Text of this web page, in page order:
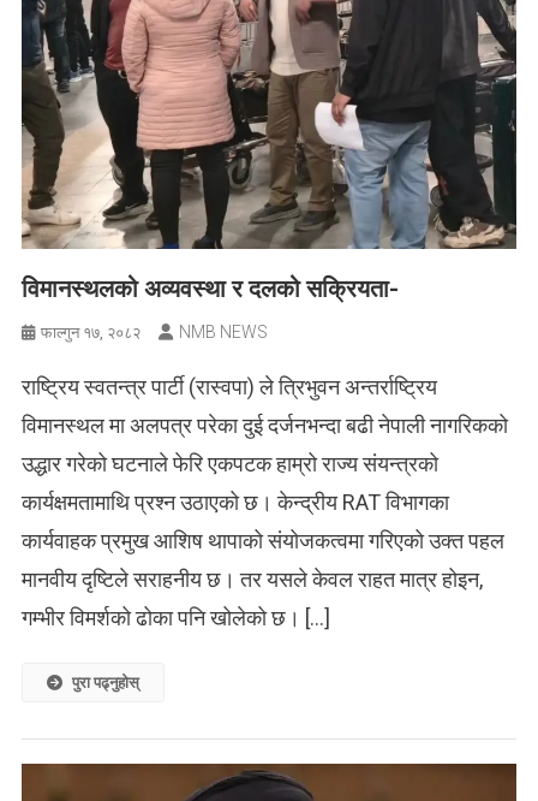
विमानस्थलको अव्यवस्था र दलको सक्रियता-
फाल्गुन १७, २०८२ NMB NEWS
राष्ट्रिय स्वतन्त्र पार्टी (रास्वपा) ले त्रिभुवन अन्तर्राष्ट्रिय
विमानस्थल मा अलपत्र परेका दुई दर्जनभन्दा बढी नेपाली नागरिकको
उद्धार गरेको घटनाले फेरि एकपटक हाम्रो राज्य संयन्त्रको
कार्यक्षमतामाथि प्रश्न उठाएको छ। केन्द्रीय RAT विभागका
कार्यवाहक प्रमुख आशिष थापाको संयोजकत्वमा गरिएको उक्त पहल
मानवीय दृष्टिले सराहनीय छ। तर यसले केवल राहत मात्र होइन,
गम्भीर विमर्शको ढोका पनि खोलेको छ। […]
पुरा पढ्नुहोस्